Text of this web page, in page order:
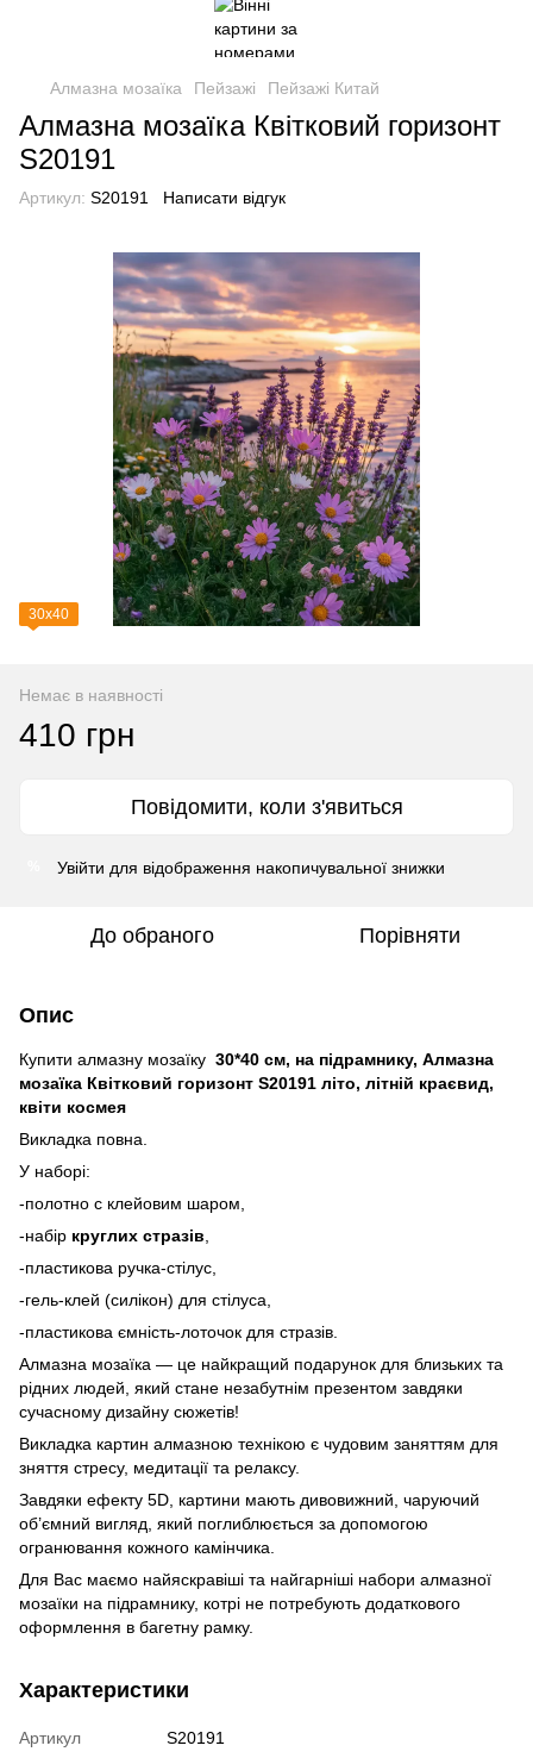
Алмазна мозаїка Пейзажі Пейзажі Китай
Алмазна мозаїка Квітковий горизонт
S20191
Артикул: S20191 Написати відгук
30х40
Немає в наявності
410 грн
Повідомити, коли з'явиться
Увійти для відображення накопичувальної знижки
До обраного Порівняти
Опис
Купити алмазну мозаїку 30*40 см, на підрамнику, Алмазна
мозаїка Квітковий горизонт S20191 літо, літній краєвид,
квіти космея
Викладка повна.
У наборі:
-полотно с клейовим шаром,
-набір круглих стразів
-пластикова ручка-стілус,
-гель-клей (силікон) для стілуса,
-пластикова ємність-лоточок для стразів.
Алмазна мозаїка — це найкращий подарунок для близьких та
рідних людей, який стане незабутнім презентом завдяки
сучасному дизайну сюжетів!
Викладка картин алмазною технікою є чудовим заняттям для
зняття стресу, медитації та релаксу.
Завдяки ефекту 5D, картини мають дивовижний, чаруючий
об’ємний вигляд, який поглиблюється за допомогою
огранювання кожного камінчика.
Для Вас маємо найяскравіші та найгарніші набори алмазної
мозаїки на підрамнику, котрі не потребують додаткового
оформлення в багетну рамку.
Характеристики
Артикул
S20191